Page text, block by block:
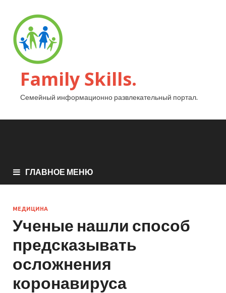
Family Skills.
Семейный информационно развлекательный портал.
ГЛАВНОЕ МЕНЮ
МЕДИЦИНА
Ученые нашли способ
предсказывать
осложнения
коронавируса